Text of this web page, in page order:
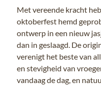
Met vereende kracht
oktoberfest hemd
ontwerp in een nieuw
dan in geslaagd. De
verenigt het beste van
en stevigheid van
vandaag de dag, en